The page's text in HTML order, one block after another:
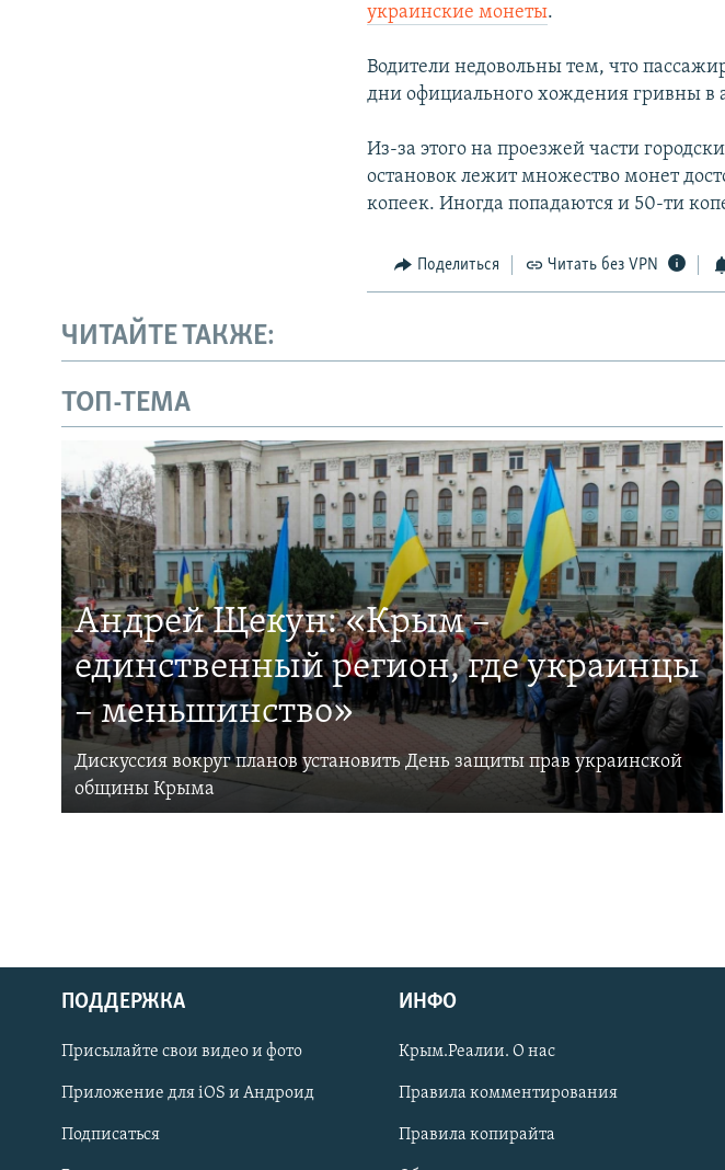
Українською
Qırımtatar
ПРИСОЕДИНЯЙТЕСЬ!
украинские монеты.
Водители недовольны тем, что
дни официального хождения гривны
Из-за этого на проезжей части
остановок лежит множество монет
копеек. Иногда попадаются и 50-ти
Поделиться Читать без VPN
ЧИТАЙТЕ ТАКЖЕ:
ТОП-ТЕМА
Андрей Щекун: «Крым –
единственный регион, где украинцы
– меньшинство»
Дискуссия вокруг планов установить День защиты прав украинской
общины Крыма
ПОДДЕРЖКА
Присылайте свои видео и фото
Приложение для iOS и Андроид
Подписаться
ИНФО
Крым.Реалии. О нас
Правила комментирования
Правила копирайта